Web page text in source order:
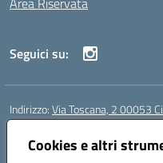
Cookies e altri
Seguici su:
Indirizzo:Via Toscana, 2 00053
Centralino:
Posta elettronica certificata